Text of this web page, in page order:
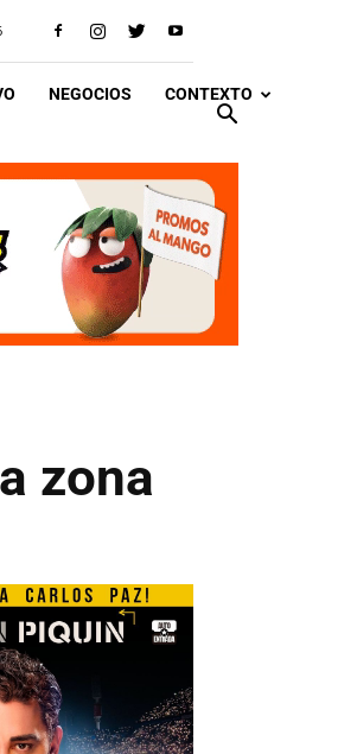
NEGOCIOS CONTEXTO
zona